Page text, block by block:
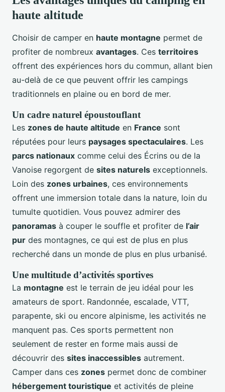
haute altitude
Choisir de camper en haute montagne permet de
profiter de nombreux avantages. Ces territoires
offrent des expériences hors du commun, allant bien
au-delà de ce que peuvent offrir les campings
traditionnels en plaine ou en bord de mer.
Un cadre naturel époustouflant
Les zones de haute altitude en France sont
réputées pour leurs paysages spectaculaires. Les
parcs nationaux comme celui des Écrins ou de la
Vanoise regorgent de sites naturels exceptionnels.
Loin des zones urbaines, ces environnements
offrent une immersion totale dans la nature, loin du
tumulte quotidien. Vous pouvez admirer des
panoramas à couper le souffle et profiter de l’air
pur des montagnes, ce qui est de plus en plus
recherché dans un monde de plus en plus urbanisé.
Une multitude d’activités sportives
La montagne est le terrain de jeu idéal pour les
amateurs de sport. Randonnée, escalade, VTT,
parapente, ski ou encore alpinisme, les activités ne
manquent pas. Ces sports permettent non
seulement de rester en forme mais aussi de
découvrir des sites inaccessibles autrement.
Camper dans ces zones permet donc de combiner
hébergement touristique et activités de pleine